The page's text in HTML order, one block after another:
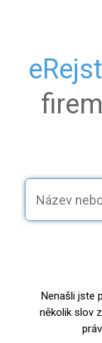
Nenašli jste
několik slov